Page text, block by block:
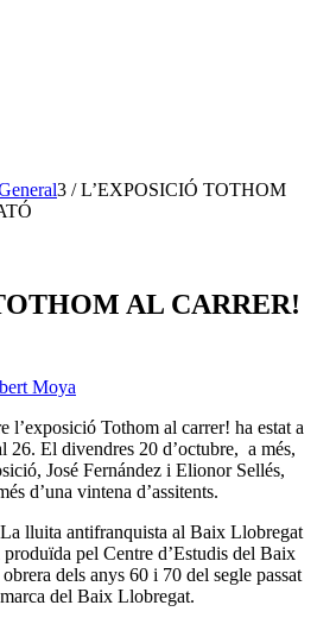
3 / L’EXPOSICIÓ TOTHOM
AL CARRER!
Moya
l’exposició Tothom al carrer! ha estat a
26. El divendres 20 d’octubre, a més,
José Fernández i Elionor Sellés,
d’una vintena d’assitents.
lluita antifranquista al Baix Llobregat
pel Centre d’Estudis del Baix
dels anys 60 i 70 del segle passat
del Baix Llobregat.